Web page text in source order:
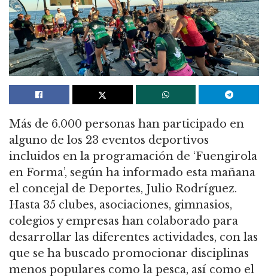
Más de 6.000 personas han participado en
alguno de los 23 eventos deportivos
incluidos en la programación de ‘Fuengirola
en Forma’, según ha informado esta mañana
el concejal de Deportes, Julio Rodríguez.
Hasta 35 clubes, asociaciones, gimnasios,
colegios y empresas han colaborado para
desarrollar las diferentes actividades, con las
que se ha buscado promocionar disciplinas
menos populares como la pesca, así como el